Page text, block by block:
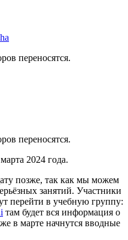
переносятся.
переносятся.
2024 года.
позже, так как мы можем
занятий. Участники
перейти в учебную группу:
там будет вся информация о
в марте начнутся вводные